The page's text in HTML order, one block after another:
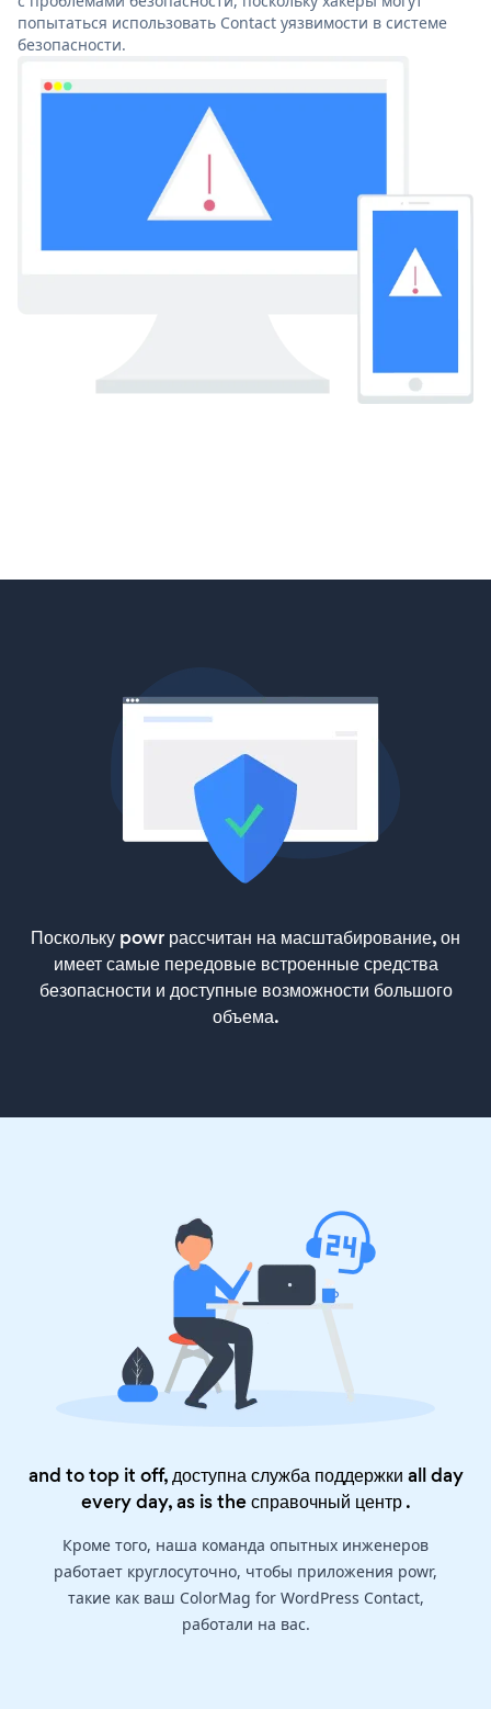
попытаться использовать Contact уязвимости в системе
безопасности.
Поскольку powr рассчитан на масштабирование, он
имеет самые передовые встроенные средства
безопасности и доступные возможности большого
объема.
and to top it off, доступна служба поддержки all day
every day, as is theсправочный центр.
Кроме того, наша команда опытных инженеров
работает круглосуточно, чтобы приложения powr,
такие как ваш ColorMag for WordPress Contact,
работали на вас.